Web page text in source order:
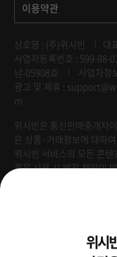
이용약관
상호명 : (주)위시빈 대
사업자등록번호 : 599-88-
남-05908호
사업자정
광고 및 제휴 :
m
위시빈은 통신판매중개자
은 상품·거래정보에 대하
위시빈 서비스의 모든 콘
혹은 사용 시 법적 책임이
Venture Enterprise위시